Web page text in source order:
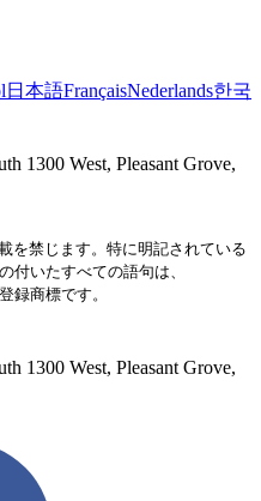
日本語FrançaisNederlands한국
1300 West, Pleasant Grove,
を禁じます。特に明記されている
付いたすべての語句は、
録商標です。
1300 West, Pleasant Grove,